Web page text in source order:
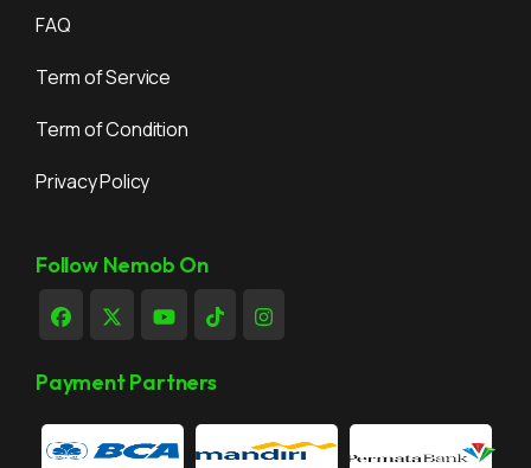
FAQ
Term of Service
Term of Condition
Privacy Policy
Follow Nemob On
Payment Partners